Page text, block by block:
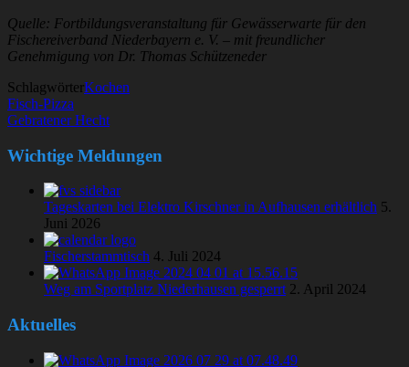
Quelle: Fortbildungsveranstaltung für Gewässerwarte für den
Fischereiverband Niederbayern e. V. – mit freundlicher
Genehmigung von Dr. Thomas Schützeneder
SchlagwörterKochen
Fisch-Pizza
Gebratener Hecht
Wichtige Meldungen
Tageskarten bei Elektro Kirschner in Aufhausen erhältlich 5.
Juni 2026
Fischerstammtisch 4. Juli 2024
Weg am Sportplatz Niederhausen gesperrt 2. April 2024
Aktuelles